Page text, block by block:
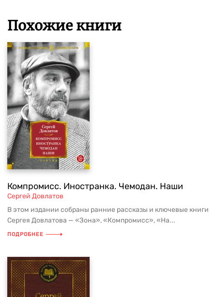
Похожие книги
Компромисс. Иностранка. Чемодан. Наши
Сергей Довлатов
В этом издании собраны ранние рассказы и ключевые книги
Сергея Довлатова — «Зона», «Компромисс», «На...
ПОДРОБНЕЕ